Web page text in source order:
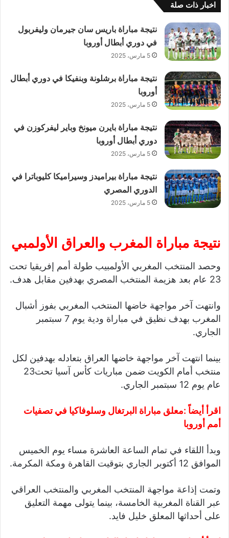
اخبار ذات صلة
نتيجة مباراة باريس سان جيرمان وليفربول
في دوري أبطال أوروبا
5 مارس، 2025
نتيجة مباراة برشلونة وبنفيكا في دوري أبطال
أوروبا
5 مارس، 2025
نتيجة مباراة بايرن ميونخ وباير ليفركوزن في
دوري أبطال أوروبا
5 مارس، 2025
نتيجة مباراة بيراميدز وسيراميكا كليوباترا في
الدوري المصري
5 مارس، 2025
نتيجة مباراة المغرب والعراق الأولمبي
وحصد المنتخب المغربي الأولمبيب طولة أمم إفريقيا تحت
23 عام بعد هزيمة المنتخب المصري بهدفين مقابل هدف.
وانتهت آخر مواجهة خاضها المنتخب المغربي بفوز أشبال
المغرب بهدف نظيق في مباراة ودية يوم 7 سبتمبر
الجاري.
بينما انتهت آخر مواجهة خاضها العراق بتعادله بهدفين لكل
منتخب أمام الكويت ضمن مباريات كأس آسيا تحت23
عام يوم 12 سبتمبر الجاري.
اقرأ أيضاً :معلق مباراة البرتغال وسلوفاكيا في تصفيات
أمم أوروبا
وبدأ اللقاء في تمام الساعة العاشرة مساء يوم الخميس
الموافق 12 أكتوبر الجاري بتوقيت القاهرة ومكة المكرمة.
وتمت إذاعة مواجهة المنتخب المغربي والمنتخب العراقي
عبر القناة المغربية الخامسة، بينما يتولى مهمة التعليق
على أحداثها المعلق خليل فايد.